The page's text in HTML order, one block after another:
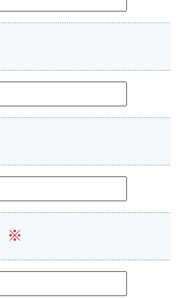
※